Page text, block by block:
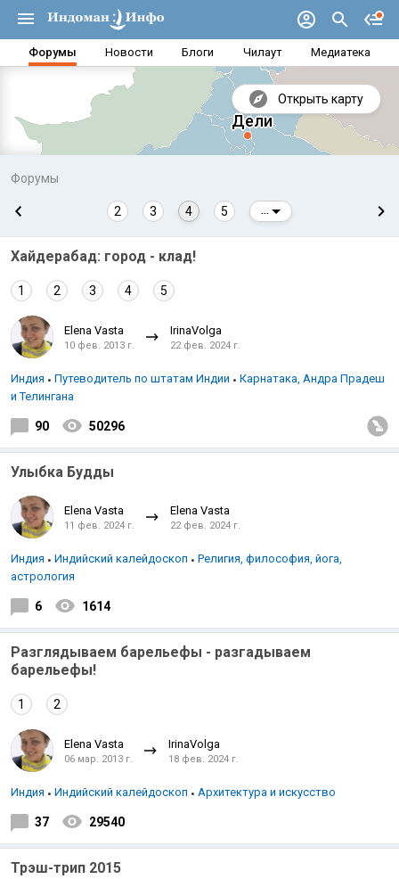
Форумы Новости Блоги Чилаут Медиатека
Открыть карту
Форумы
2 3 4 5
Хайдерабад: город - клад!
1 2 3 4 5
Elena Vasta
10 фев. 2013 г.
IrinaVolga
22 фев. 2024 г.
Индия Путеводитель по штатам Индии
Карнатака, Андра Прадеш
и Телингана
90 50296
Улыбка Будды
Elena Vasta
11 фев. 2024 г.
Elena Vasta
22 фев. 2024 г.
Индия Индийский калейдоскоп
Религия, философия, йога,
астрология
6 1614
Разглядываем барельефы - разгадываем
барельефы!
1 2
Elena Vasta
06 мар. 2013 г.
IrinaVolga
18 фев. 2024 г.
Индия Индийский калейдоскоп Архитектура и искусство
37 29540
Трэш-трип 2015